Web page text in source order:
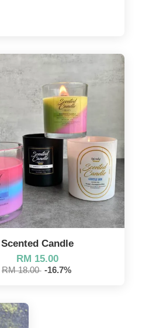
Scented Candle
RM 15.00
RM 18.00 -16.7%